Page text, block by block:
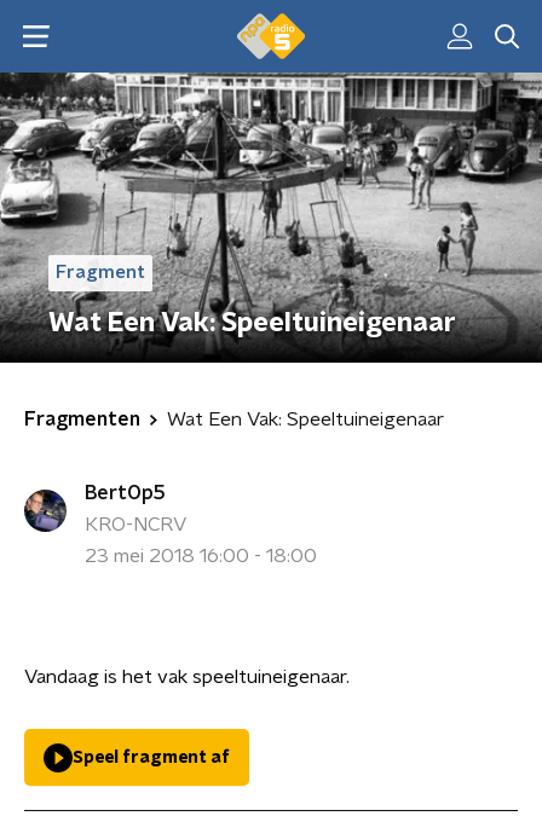
Fragment
Wat Een Vak: Speeltuineigenaar
Fragmenten Wat Een Vak: Speeltuineigenaar
BertOp5
KRO-NCRV
23 mei 2018 16:00 - 18:00
Vandaag is het vak speeltuineigenaar.
Speel fragment af